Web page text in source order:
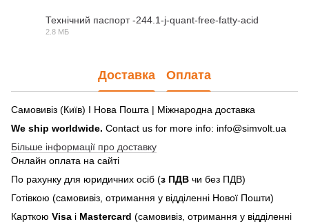
Технічний паспорт -244.1-j-quant-free-fatty-acid
2.8 МБ
Доставка Оплата
Самовивіз (Київ) І Нова Пошта | Міжнародна доставка
We ship worldwide. Contact us for more info: info@simvolt.ua
Більше інформації про доставку
Онлайн оплата на сайті
По рахунку для юридичних осіб (з ПДВ чи без ПДВ)
Готівкою (самовивіз, отримання у відділенні Нової Пошти)
Карткою Visa і Mastercard (самовивіз, отримання у відділенні